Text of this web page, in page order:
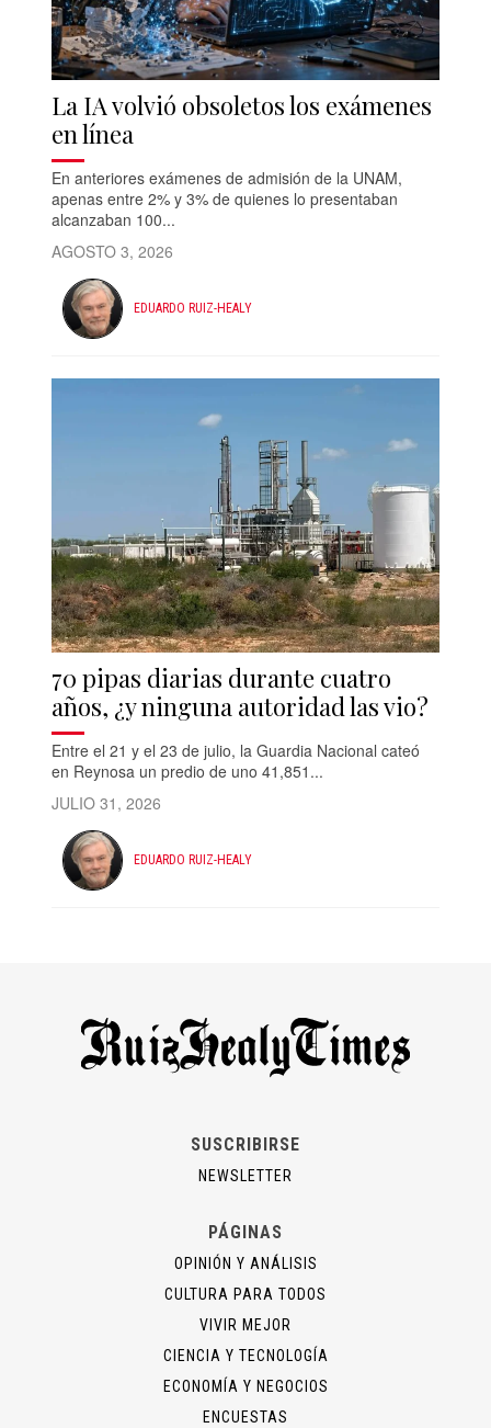
La IA volvió obsoletos los exámenes
en línea
En anteriores exámenes de admisión de la UNAM,
apenas entre 2% y 3% de quienes lo presentaban
alcanzaban 100...
AGOSTO 3, 2026
EDUARDO RUIZ-HEALY
70 pipas diarias durante cuatro
años, ¿y ninguna autoridad las vio?
Entre el 21 y el 23 de julio, la Guardia Nacional cateó
en Reynosa un predio de uno 41,851...
JULIO 31, 2026
EDUARDO RUIZ-HEALY
SUSCRIBIRSE
NEWSLETTER
PÁGINAS
OPINIÓN Y ANÁLISIS
CULTURA PARA TODOS
VIVIR MEJOR
CIENCIA Y TECNOLOGÍA
ECONOMÍA Y NEGOCIOS
ENCUESTAS